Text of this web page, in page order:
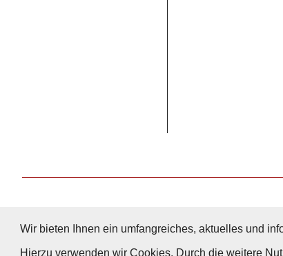
Wir bieten Ihnen ein umfangreiches, aktuelles und
Hierzu verwenden wir Cookies. Durch die weitere